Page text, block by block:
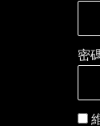
密